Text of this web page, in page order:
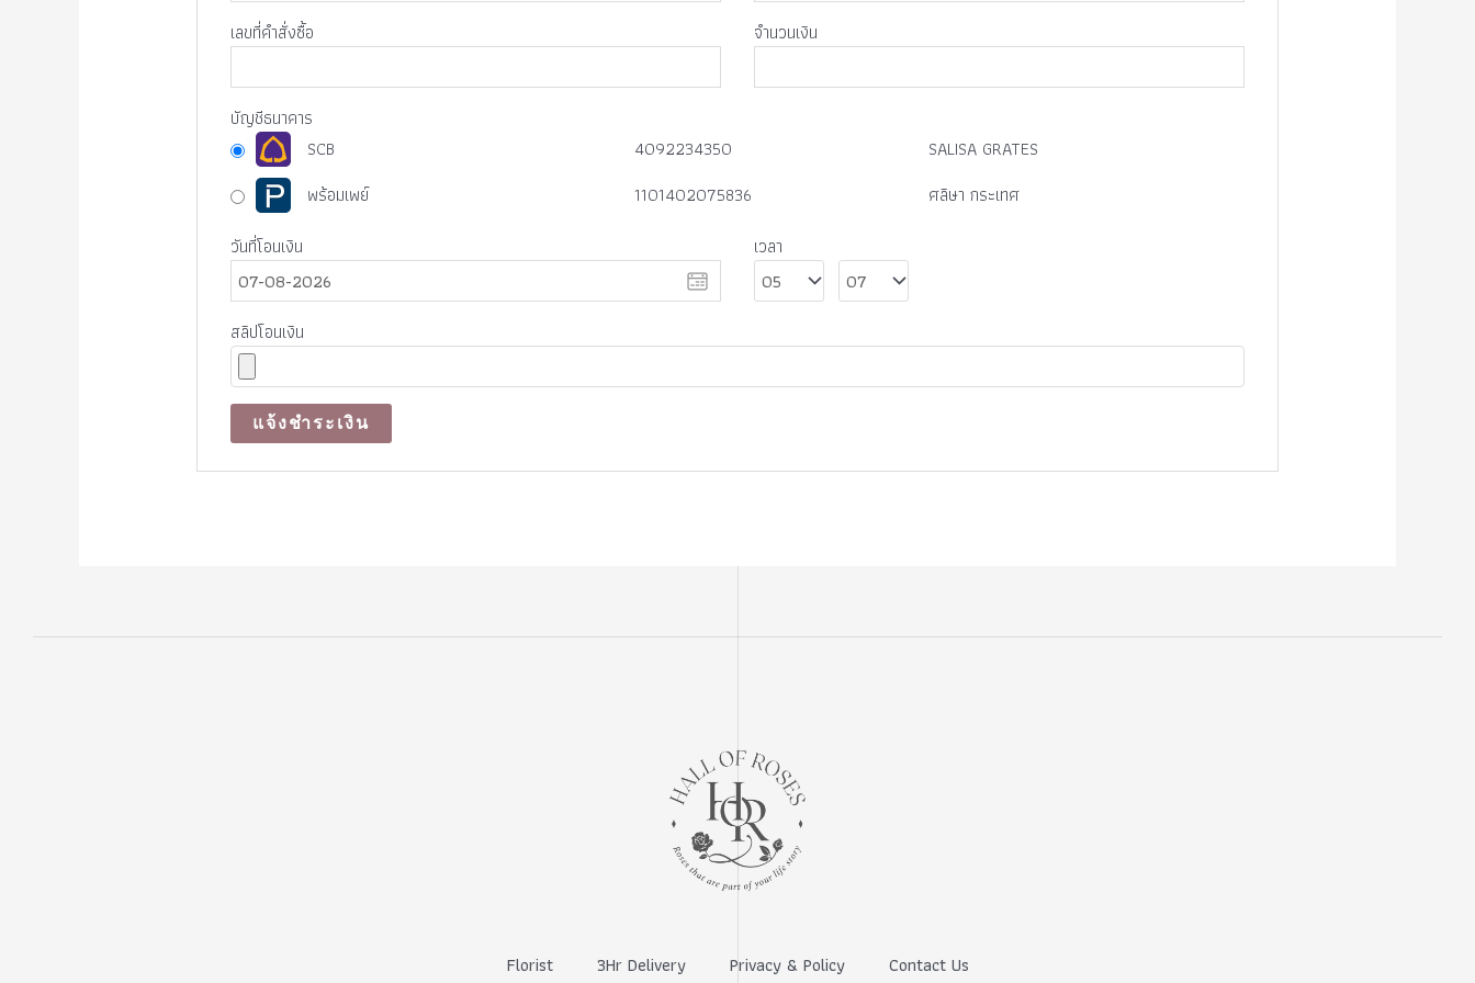
เลขที่คำสั่งซื้อ จำนวนเงิน
บัญชีธนาคาร
SCB
4092234350
SALISA GRATES
พร้อมเพย์
1101402075836
ศลิษา กระเทศ
วันที่โอนเงิน
เวลา
สลิปโอนเงิน
Florist 3Hr Delivery Privacy & Policy Contact Us